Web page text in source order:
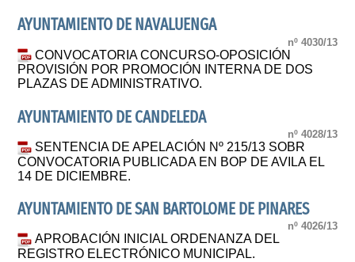
AYUNTAMIENTO DE NAVALUENGA
nº 4030/13
CONVOCATORIA CONCURSO-OPOSICIÓN
PROVISIÓN POR PROMOCIÓN INTERNA DE DOS
PLAZAS DE ADMINISTRATIVO.
AYUNTAMIENTO DE CANDELEDA
nº 4028/13
SENTENCIA DE APELACIÓN Nº 215/13 SOBR
CONVOCATORIA PUBLICADA EN BOP DE AVILA EL
14 DE DICIEMBRE.
AYUNTAMIENTO DE SAN BARTOLOME DE PINARES
nº 4026/13
APROBACIÓN INICIAL ORDENANZA DEL
REGISTRO ELECTRÓNICO MUNICIPAL.